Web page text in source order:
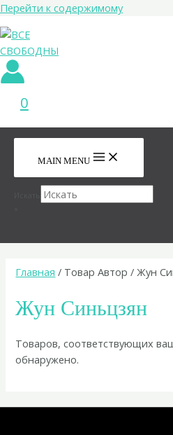
Перейти к содержимому
0
MAIN MENU
Главная / Товар Автор / Жун
Жун Синьцзян
Товаров, соответствующих
обнаружено.